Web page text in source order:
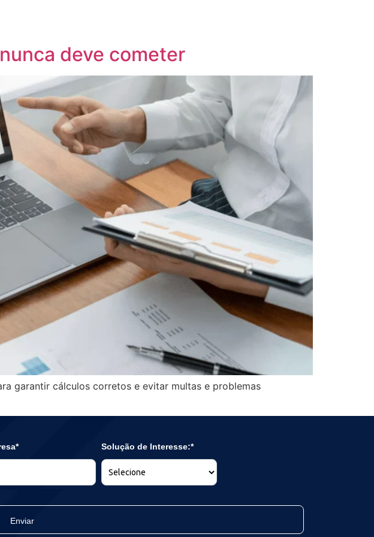
deve cometer
garantir cálculos corretos e evitar multas e problemas
Solução de Interesse:*
Enviar